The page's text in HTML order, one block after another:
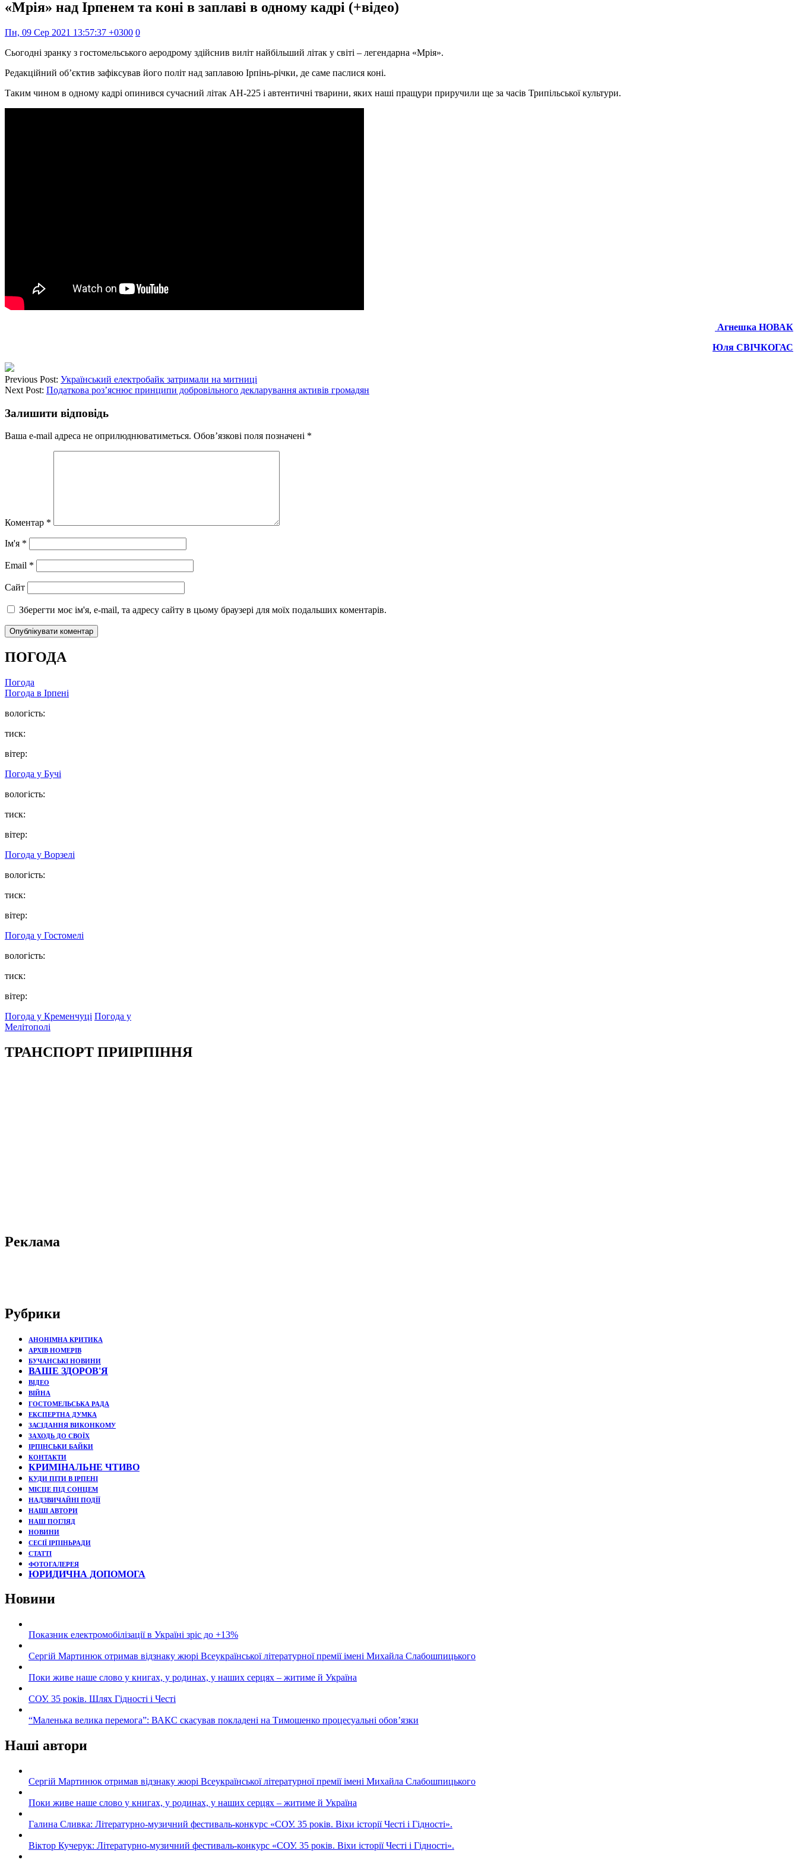
«Мрія» над Ірпенем та коні в заплаві в одному кадрі (+відео)
Пн, 09 Сер 2021 13:57:37 +0300 0
Сьогодні зранку з гостомельського аеродрому здійснив виліт найбільший літак у світі – легендарна «Мрія».
Редакційний об’єктив зафіксував його політ над заплавою Ірпінь-річки, де саме паслися коні.
Таким чином в одному кадрі опинився сучасний літак АН-225 і автентичні тварини, яких наші пращури приручили ще за часів Трипільської культури.
Агнешка НОВАК
Юля СВІЧКОГАС
Previous Post: Український електробайк затримали на митниці
Next Post: Податкова роз’яснює принципи добровільного декларування активів громадян
Залишити відповідь
Ваша e-mail адреса не оприлюднюватиметься. Обов’язкові поля позначені *
Коментар *
Ім'я *
Email *
Сайт
Зберегти моє ім'я, e-mail, та адресу сайту в цьому браузері для моїх подальших коментарів.
ПОГОДА
Погода
Погода в Ірпені
вологість:
тиск:
вітер:
Погода у Бучі
вологість:
тиск:
вітер:
Погода у Ворзелі
вологість:
тиск:
вітер:
Погода у Гостомелі
вологість:
тиск:
вітер:
Погода у Кременчуці Погода у
Мелітополі
ТРАНСПОРТ ПРИІРПІННЯ
Реклама
Рубрики
АНОНІМНА КРИТИКА
АРХІВ НОМЕРІВ
БУЧАНСЬКІ НОВИНИ
ВАШЕ ЗДОРОВ'Я
ВІДЕО
ВІЙНА
ГОСТОМЕЛЬСЬКА РАДА
ЕКСПЕРТНА ДУМКА
ЗАСІДАННЯ ВИКОНКОМУ
ЗАХОДЬ ДО СВОЇХ
ІРПІНСЬКИ БАЙКИ
КОНТАКТИ
КРИМІНАЛЬНЕ ЧТИВО
КУДИ ПІТИ В ІРПЕНІ
МІСЦЕ ПІД СОНЦЕМ
НАДЗВИЧАЙНІ ПОДЇЇ
НАШІ АВТОРИ
НАШ ПОГЛЯД
НОВИНИ
СЕСІЇ ІРПІНЬРАДИ
СТАТТІ
ФОТОГАЛЕРЕЯ
ЮРИДИЧНА ДОПОМОГА
Новини
Показник електромобілізації в Україні зріс до +13%
Сергій Мартинюк отримав відзнаку жюрі Всеукраїнської літературної премії імені Михайла Слабошпицького
Поки живе наше слово у книгах, у родинах, у наших серцях – житиме й Україна
СОУ. 35 років. Шлях Гідності і Честі
“Маленька велика перемога”: ВАКС скасував покладені на Тимошенко процесуальні обов’язки
Наші автори
Сергій Мартинюк отримав відзнаку жюрі Всеукраїнської літературної премії імені Михайла Слабошпицького
Поки живе наше слово у книгах, у родинах, у наших серцях – житиме й Україна
Галина Сливка: Літературно-музичний фестиваль-конкурс «СОУ. 35 років. Віхи історії Честі і Гідності».
Віктор Кучерук: Літературно-музичний фестиваль-конкурс «СОУ. 35 років. Віхи історії Честі і Гідності».